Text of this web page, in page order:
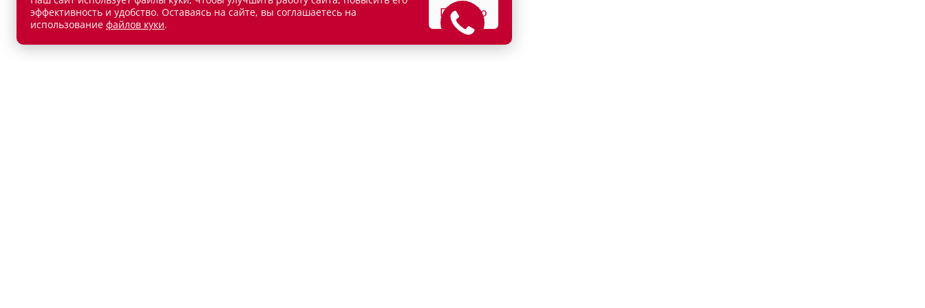
эффективность и удобство. Оставаясь на сайте, вы соглашаетесь на
использование файлов куки.
Понятно